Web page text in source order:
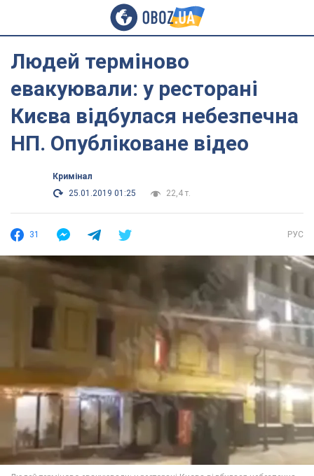
Людей терміново
евакуювали: у ресторані
Києва відбулася небезпечна
НП. Опубліковане відео
Кримінал
25.01.2019 01:25
22,4 т.
31 РУС